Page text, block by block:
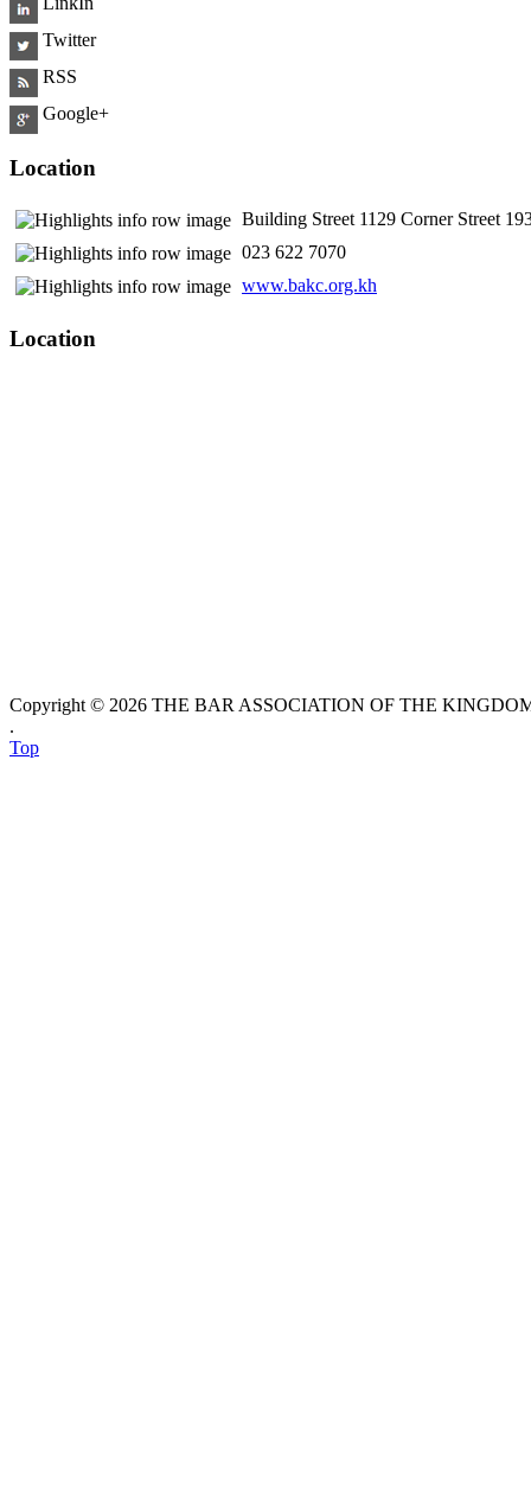
Twitter
RSS
Google+
Location
Building Street 1129 Corner Street
​ 023 622 7070
www.bakc.org.kh
Location
Copyright © 2026 THE BAR ASSOCIATION OF THE
.
Top